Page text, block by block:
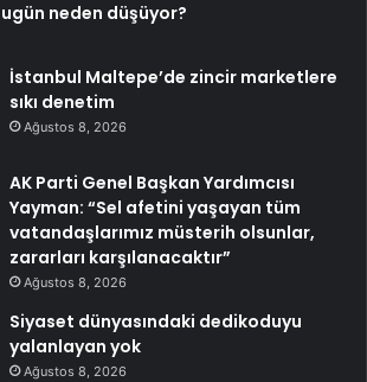
neden düşüyor?
İstanbul Maltepe’de zincir marketlere
sıkı denetim
Ağustos 8, 2026
AK Parti Genel Başkan Yardımcısı
Yayman: “Sel afetini yaşayan tüm
vatandaşlarımız müsterih olsunlar,
zararları karşılanacaktır”
Ağustos 8, 2026
Siyaset dünyasındaki dedikoduyu
yalanlayan yok
Ağustos 8, 2026